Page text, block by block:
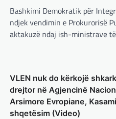
Bashkimi Demokratik për
ndjek vendimin e Prokurorisë
aktakuzë ndaj ish-ministrave
VLEN nuk do kërkojë
drejtor në Agjencinë
Arsimore Evropiane,
shqetësim (Video)
paqe pa
palestinez
adminadmin
konsideron
BOTA, FUN,
RAJONI